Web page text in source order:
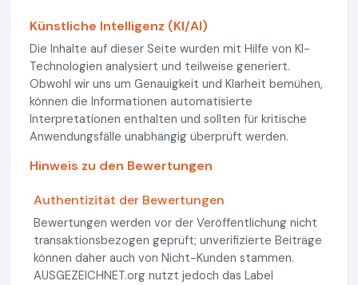
Künstliche Intelligenz (KI/AI)
Die Inhalte auf dieser Seite wurden mit Hilfe von KI-
Technologien analysiert und teilweise generiert.
Obwohl wir uns um Genauigkeit und Klarheit bemühen,
können die Informationen automatisierte
Interpretationen enthalten und sollten für kritische
Anwendungsfälle unabhängig überprüft werden.
Hinweis zu den Bewertungen
Authentizität der Bewertungen
Bewertungen werden vor der Veröffentlichung nicht
transaktionsbezogen geprüft; unverifizierte Beiträge
können daher auch von Nicht-Kunden stammen.
AUSGEZEICHNET.org nutzt jedoch das Label